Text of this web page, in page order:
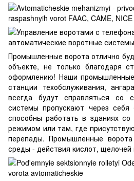
Промышленные воротаотлично
объекте, не только благодаря
оформлению! Наши
станции техобслуживания,
всегда будут справляться со
системы пропускают через
способны работать в зданиях со
режимом или там, где
перепады. Промышленные
среды - действия кислот,